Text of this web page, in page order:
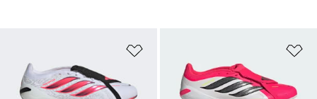
Ajouter à la Liste de produits